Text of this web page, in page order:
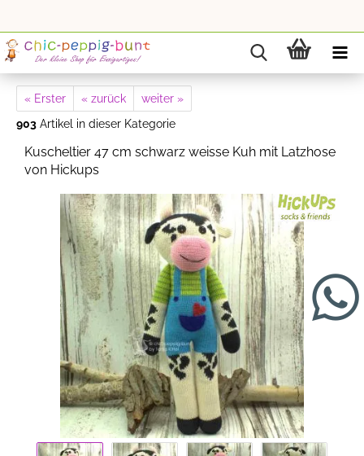
« Erster « zurück
weiter »
903 Artikel in dieser Kategorie
Kuscheltier 47 cm schwarz weisse Kuh mit Latzhose
von Hickups